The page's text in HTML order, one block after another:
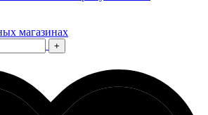
магазинах
+